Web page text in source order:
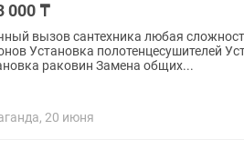
000 ₸
вызов сантехника любая сложность
Установка полотенцесушителей
раковин Замена общих...
20 июня